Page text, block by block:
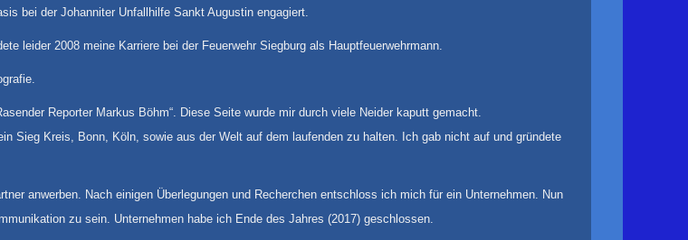
bei der Johanniter Unfallhilfe Sankt Augustin engagiert.
leider 2008 meine Karriere bei der Feuerwehr Siegburg als Hauptfeuerwehrmann.
Reporter Markus Böhm“. Diese Seite wurde mir durch viele Neider kaputt gemacht.
Sieg Kreis, Bonn, Köln, sowie aus der Welt auf dem laufenden zu halten. Ich gab nicht auf und gründete
anwerben. Nach einigen Überlegungen und Recherchen entschloss ich mich für ein Unternehmen. Nun
zu sein. Unternehmen habe ich Ende des Jahres (2017) geschlossen.